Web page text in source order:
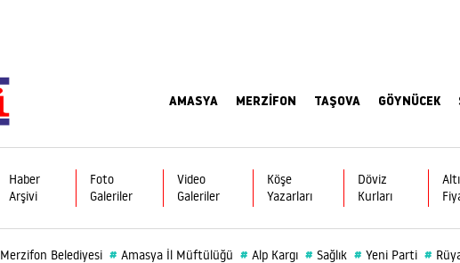
AMASYA MERZİFON TAŞOVA GÖYNÜCEK
Haber
Arşivi
Foto
Galeriler
Video
Galeriler
Köşe
Yazarları
Döviz
Kurları
Merzifon Belediyesi # Amasya İl Müftülüğü # Alp Kargı # Sağlık # Yeni Parti #